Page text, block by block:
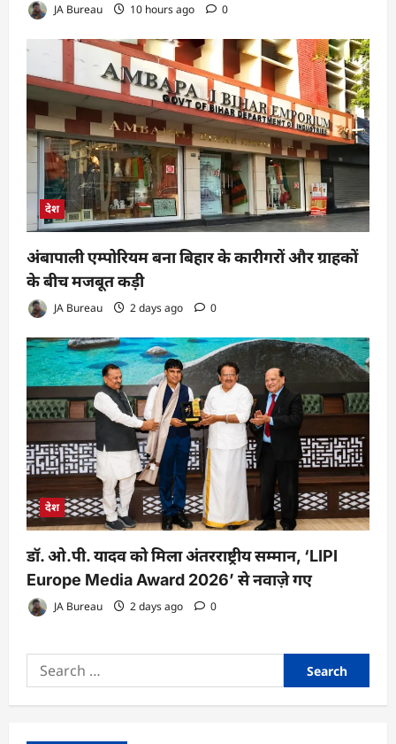
JA Bureau 10 hours ago 0
देश
अंबापाली एम्पोरियम बना बिहार के कारीगरों और ग्राहकों
के बीच मजबूत कड़ी
JA Bureau 2 days ago 0
देश
डॉ. ओ.पी. यादव को मिला अंतरराष्ट्रीय सम्मान, ‘LIPI
Europe Media Award 2026’ से नवाज़े गए
JA Bureau 2 days ago 0
Search
for: